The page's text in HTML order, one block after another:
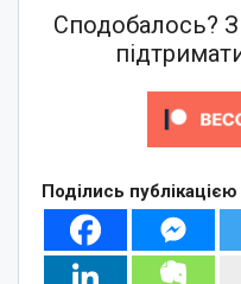
Сподобалось?
Поділись публікацією